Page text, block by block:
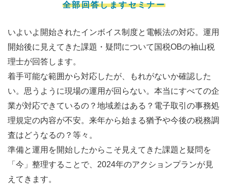
全部回答しますセミナー
いよいよ開始されたインボイス制度と電帳法の対応。運用
開始後に見えてきた課題・疑問について国税OBの袖山税
理士が回答します。
着手可能な範囲から対応したが、もれがないか確認した
い。思うように現場の運用が回らない。本当にすべての企
業が対応できているの？地域差はある？電子取引の事務処
理規定の内容が不安。来年から始まる猶予や今後の税務調
査はどうなるの？等々。
準備と運用を開始したからこそ見えてきた課題と疑問を
「今」整理することで、2024年のアクションプランが見
えてきます。